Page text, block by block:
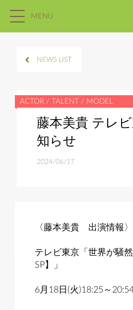
MENU
NEWS LIST
藤本美貴 テレ
知らせ
2024/06/17
〈藤本美貴 出演情報〉
テレビ東京「世界が騒
SP】」
6月18日(火)18:25～